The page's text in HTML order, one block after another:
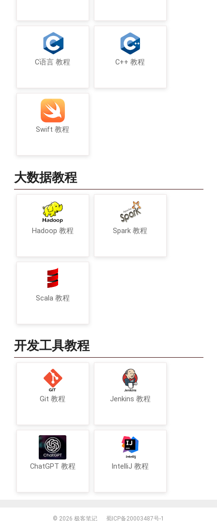
C语言 教程 C++ 教程
Swift 教程
大数据教程
Hadoop 教程 Spark 教程
Scala 教程
开发工具教程
Git 教程 Jenkins 教程
ChatGPT 教程 IntelliJ 教程
© 2026 极客笔记 蜀ICP备20003487号-1